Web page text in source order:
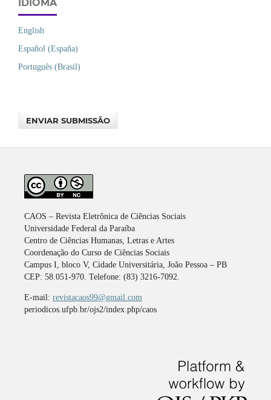
IDIOMA
English
Español (España)
Português (Brasil)
ENVIAR SUBMISSÃO
CAOS – Revista Eletrônica de Ciências Sociais
Universidade Federal da Paraíba
Centro de Ciências Humanas, Letras e Artes
Coordenação do Curso de Ciências Sociais
Campus I, bloco V, Cidade Universitária, João Pessoa – PB
CEP: 58.051-970. Telefone: (83) 3216-7092.
E-mail: revistacaos99@gmail.com
periodicos.ufpb.br/ojs2/index.php/caos